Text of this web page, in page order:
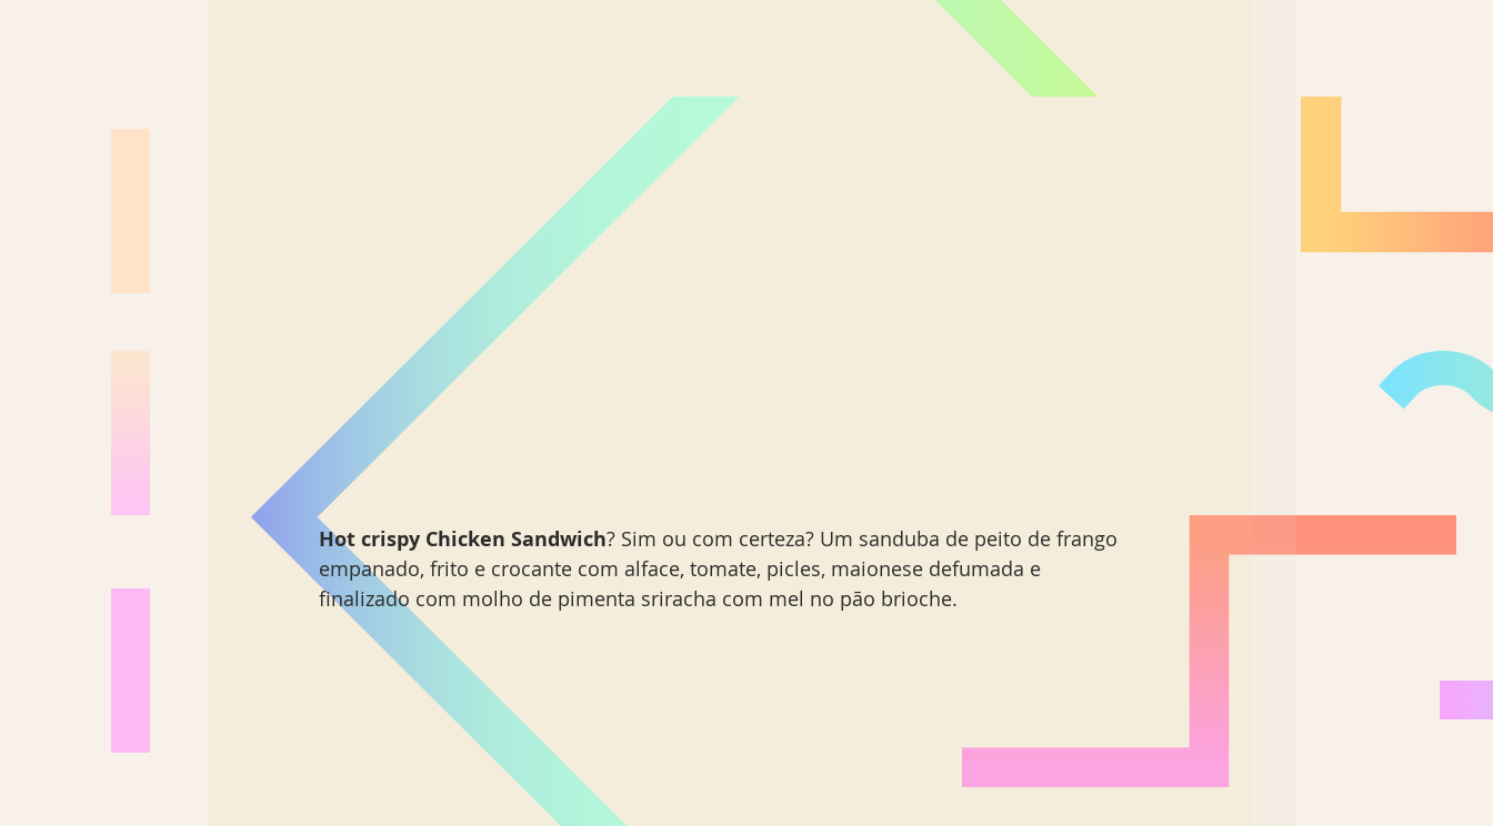
Hot crispy Chicken Sandwich? Sim ou com certeza? Um sanduba de peito de frango
empanado, frito e crocante com alface, tomate, picles, maionese defumada e
finalizado com molho de pimenta sriracha com mel no pão brioche.